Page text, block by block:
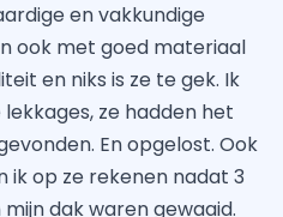
en vakkundige
ook met goed materiaal
en niks is ze te gek. Ik
ze hadden het
En opgelost. Ook
ik op ze rekenen nadat 3
dak waren gewaaid.